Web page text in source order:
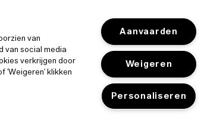
van
van social media
verkrijgen door
'Weigeren' klikken
Aanvaarden
Weigeren
Personaliseren